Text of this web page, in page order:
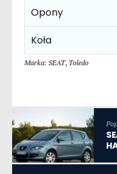
Opony
Koła
Marka: SEAT, Toledo